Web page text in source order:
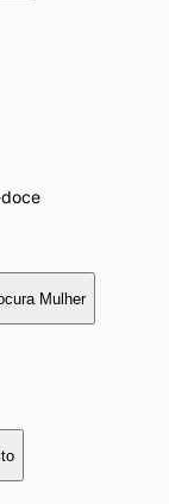
Mulher